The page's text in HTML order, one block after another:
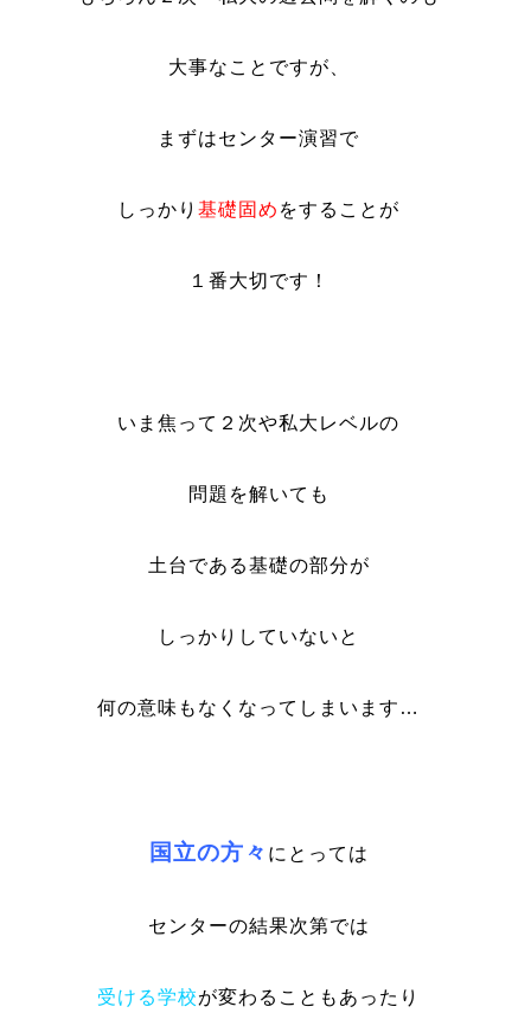
大事なことですが、
まずはセンター演習で
しっかり基礎固め をすることが
１番大切です！
いま焦って２次や私大レベルの
問題を解いても
土台である基礎の部分が
しっかりしていないと
何の意味もなくなってしまいます…
国立の方々 にとっては
センターの結果次第では
受ける学校が変わることもあったり